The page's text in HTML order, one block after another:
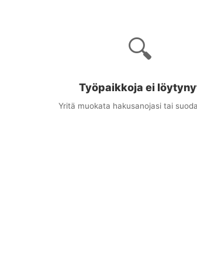
🔍
Työpaikkoja ei
Yritä muokata hakusanojasi tai